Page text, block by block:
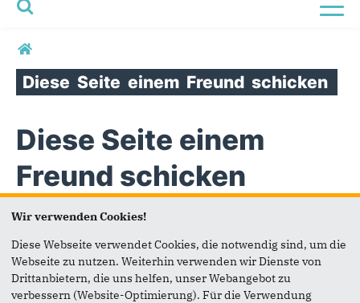
Sie sind hier
Diese Seite einem Freund schicken
Diese Seite einem
Freund schicken
Seite versenden
Vielen Dank, dass Sie die Inhalte unserer Homepage
weiterempfehlen.
Wir verwenden Cookies!
Diese Webseite verwendet Cookies, die notwendig sind, um die
Webseite zu nutzen. Weiterhin verwenden wir Dienste von
Drittanbietern, die uns helfen, unser Webangebot zu
verbessern (Website-Optimierung). Für die Verwendung